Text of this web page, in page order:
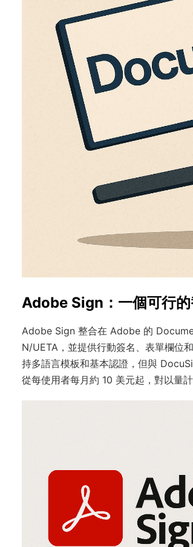
Adobe Sign：一個可行
Adobe Sign 整合在 Adobe 的
N/UETA，並提供行動簽名、表單欄位
持多語言模板和基本認證，但與
從每使用者每月約 10 美元起，對以量